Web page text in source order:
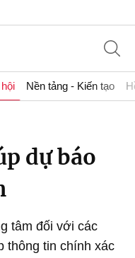
Nền tảng - Kiến tạo
dự báo
tâm đối với các
thông tin chính xác